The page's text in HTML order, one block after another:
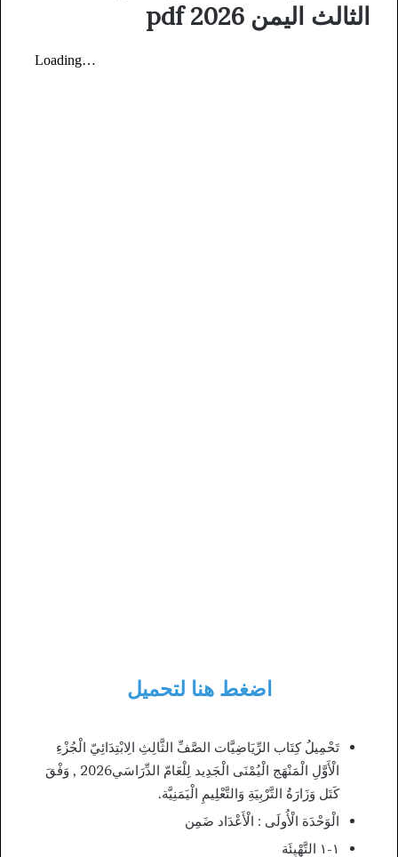
الثالث اليمن 2026 pdf
اضغط هنا لتحميل
تَحْمِيلُ كِتَاب الرِّيَاضِيَّات الصَّفِّ الثَّالِثِ الِابْتِدَائِيّ الْجُزْءِ
الْأَوَّلِ الْمَنْهَج الْيُمْنَى الْجَدِيد لِلْعَامّ الدِّرَاسَي2026 , وَفْقَ
كَتَل وَزَارَةُ التَّرْبِيَةِ وَالتَّعْلِيمِ الْيَمَنِيَّة.
الْوَحْدَة الْأُولَى : الْأَعْدَاد ضَمِن
۱-۱ التَّهْيِئَة